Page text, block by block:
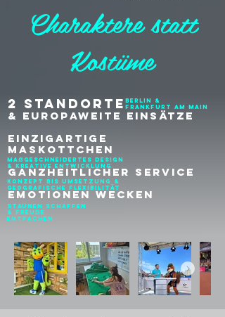
Charaktere statt
Kostüme
Berlin &
Frankfurt am Main
2 Standorte
& Europaweite Einsätze
Einzigartige
Maskottchen
Ganzheitlicher Service
Emotionen Wecken
Maßgeschneidertes Design
& Kreative Entwicklung
Konzept bis Umsetzung &
Geografische Flexibilität
Staunen Schaffen
& Freude
Entfachen